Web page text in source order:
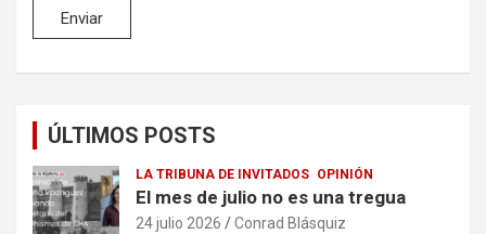
ÚLTIMOS POSTS
LA TRIBUNA DE INVITADOS OPINIÓN
El mes de julio no es una tregua
24 julio 2026 Conrad Blásquiz